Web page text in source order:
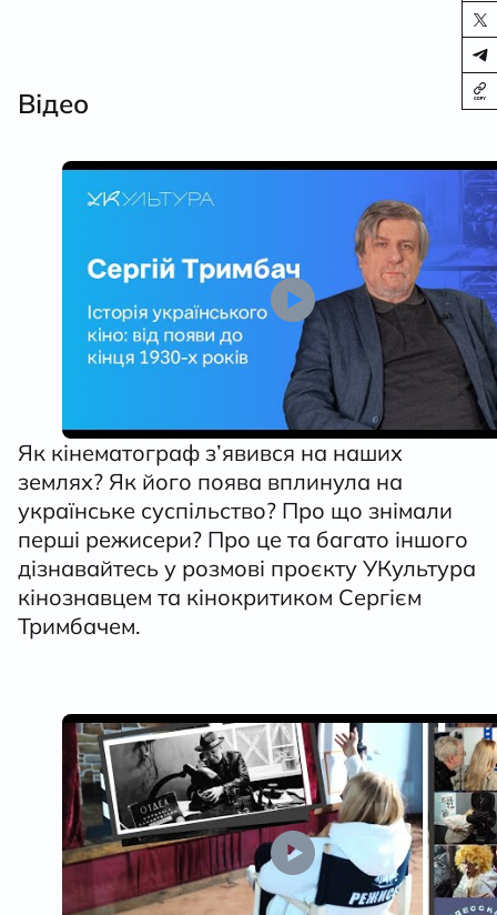
Відео
Як кінематограф з’явився на наших
землях? Як його поява вплинула на
українське суспільство? Про що знімали
перші режисери? Про це та багато іншого
дізнавайтесь у розмові проєкту УКультура
кінознавцем та кінокритиком Сергієм
Тримбачем.